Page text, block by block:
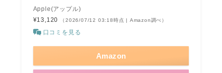
Apple(アップル)
¥13,120
（2026/07/12 03:18時点 | Amazon調べ）
口コミを見る
Amazon